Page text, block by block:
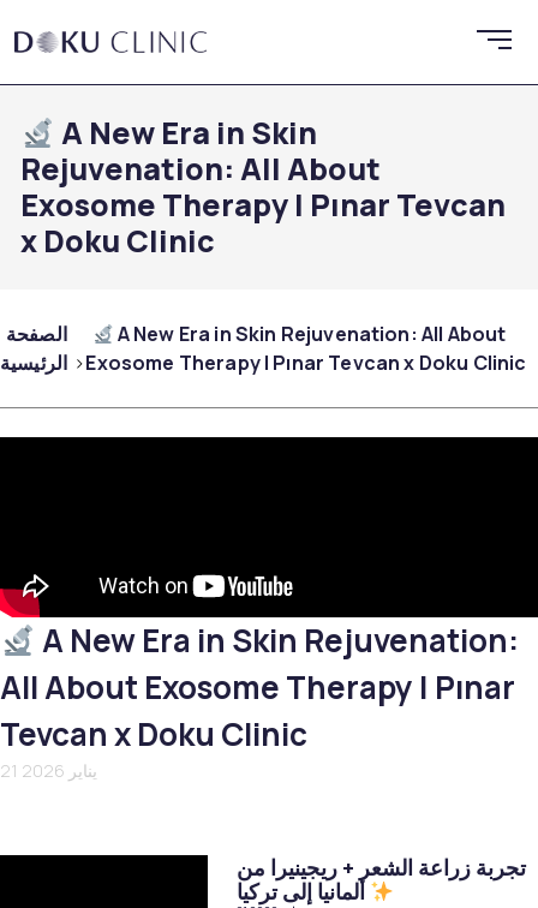
A New Era in Skin
Rejuvenation: All About
Exosome Therapy | Pınar Tevcan
x Doku Clinic
الصفحة
الرئيسية
A New Era in Skin Rejuvenation: All About
Exosome Therapy | Pınar Tevcan x Doku Clinic
A New Era in Skin Rejuvenation:
All About Exosome Therapy | Pınar
Tevcan x Doku Clinic
21 يناير 2026
تجربة زراعة الشعر + ريجينيرا من
ألمانيا إلى تركيا